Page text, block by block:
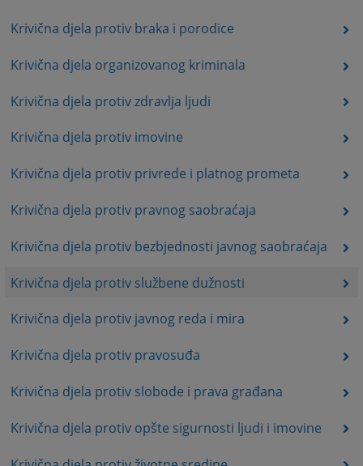
Krivična djela protiv braka i porodice
Krivična djela organizovanog kriminala
Krivična djela protiv zdravlja ljudi
Krivična djela protiv imovine
Krivična djela protiv privrede i platnog prometa
Krivična djela protiv pravnog saobraćaja
Krivična djela protiv bezbjednosti javnog saobraćaja
Krivična djela protiv službene dužnosti
Krivična djela protiv javnog reda i mira
Krivična djela protiv pravosuđa
Krivična djela protiv slobode i prava građana
Krivična djela protiv opšte sigurnosti ljudi i imovine